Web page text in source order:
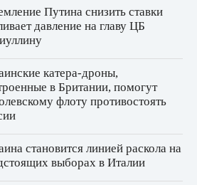
Путина снизить ставки
давление на главу ЦБ
катера‑дроны,
в Британии, помогут
флоту противостоять
становится линией раскола на
выборах в Италии